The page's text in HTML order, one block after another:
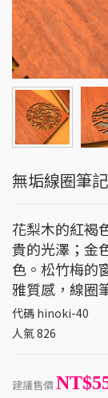
無垢線圈筆
花梨木的紅褐
貴的光澤；金
色。松竹梅的
雅質感，線圈
代碼 hinoki-40
人氣826
建議售價